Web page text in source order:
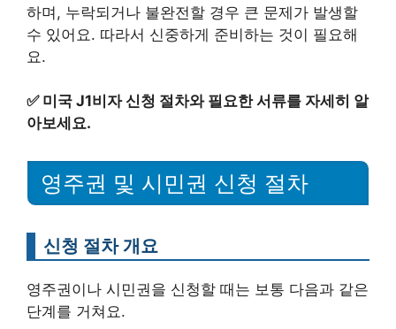
하며, 누락되거나 불완전할 경우 큰 문제가 발생할
수 있어요. 따라서 신중하게 준비하는 것이 필요해
요.
✅ 미국 J1비자 신청 절차와 필요한 서류를 자세히 알
아보세요.
영주권 및 시민권 신청 절차
신청 절차 개요
영주권이나 시민권을 신청할 때는 보통 다음과 같은
단계를 거쳐요.